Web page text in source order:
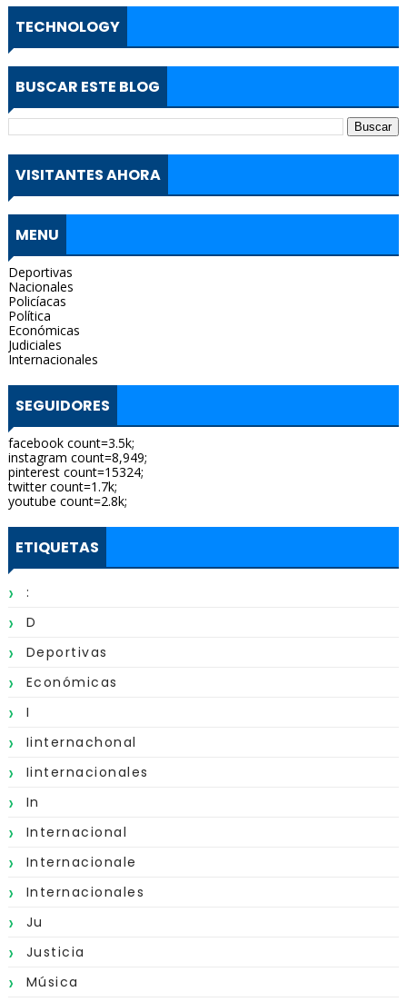
TECHNOLOGY
BUSCAR ESTE BLOG
VISITANTES AHORA
MENU
Deportivas
Nacionales
Policíacas
Política
Económicas
Judiciales
Internacionales
SEGUIDORES
facebook count=3.5k;
instagram count=8,949;
pinterest count=15324;
twitter count=1.7k;
youtube count=2.8k;
ETIQUETAS
:
D
Deportivas
Económicas
I
Iinternachonal
Iinternacionales
In
Internacional
Internacionale
Internacionales
Ju
Justicia
Música